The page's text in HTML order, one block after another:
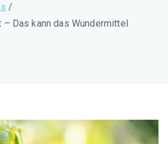
Das kann das Wundermittel